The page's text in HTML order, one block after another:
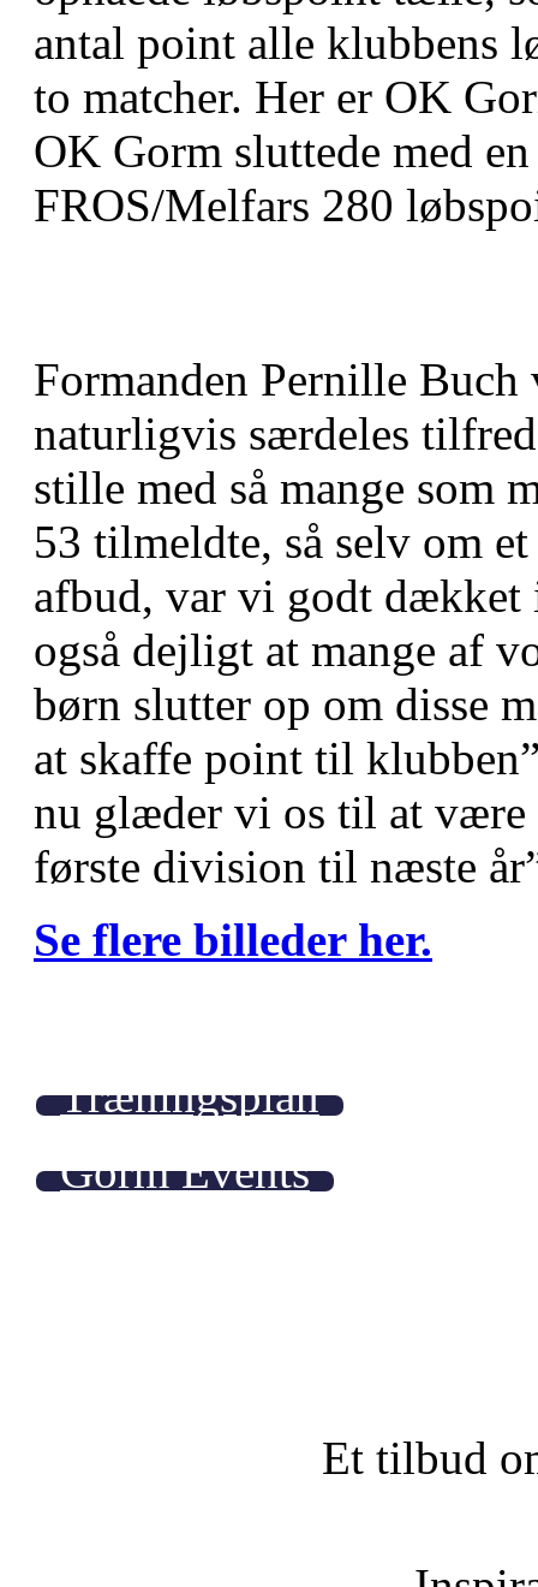
antal point alle klubbens
to matcher. Her er OK
OK Gorm sluttede med
FROS/Melfars 280
Formanden Pernille
naturligvis særdeles
stille med så mange som
53 tilmeldte, så selv om
afbud, var vi godt dækket
også dejligt at mange af
børn slutter op om disse
at skaffe point til
nu glæder vi os til at være
første division til næste
Se flere billeder her.
Træningsplan
Gorm Events
Et tilbud